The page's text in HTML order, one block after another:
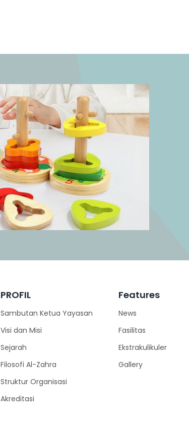
PROFIL
Sambutan Ketua Yayasan
Visi dan Misi
Sejarah
Filosofi Al-Zahra
Struktur Organisasi
Akreditasi
Features
News
Fasilitas
Ekstrakulikuler
Gallery